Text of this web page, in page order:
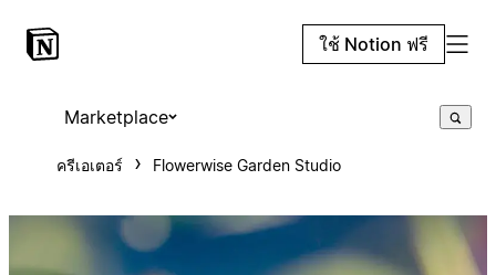
ใช้ Notion ฟรี
Marketplace
ครีเอเตอร์ Flowerwise Garden Studio